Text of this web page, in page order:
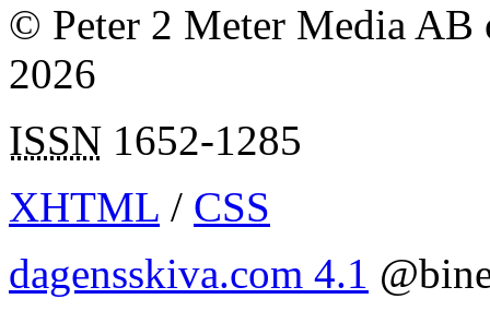
© Peter 2 Meter Media AB
2026
ISSN 1652-1285
XHTML / CSS
dagensskiva.com 4.1